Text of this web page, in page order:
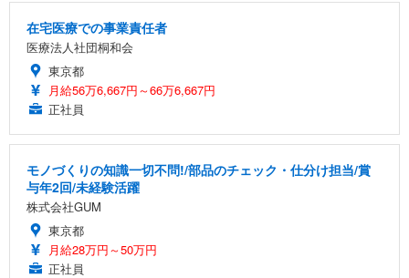
在宅医療での事業責任者
医療法人社団桐和会
東京都
月給56万6,667円～66万6,667円
正社員
モノづくりの知識一切不問!/部品のチェック・仕分け担当/賞
与年2回/未経験活躍
株式会社GUM
東京都
月給28万円～50万円
正社員